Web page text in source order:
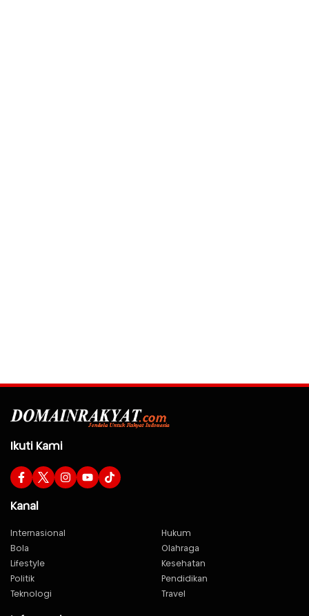
Ikuti Kami
Kanal
Internasional
Hukum
Bola
Olahraga
Lifestyle
Kesehatan
Politik
Pendidikan
Teknologi
Travel